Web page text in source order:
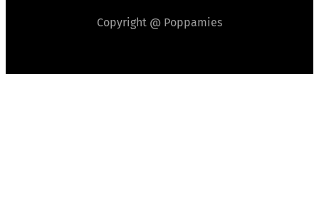
Copyright @ Poppamies